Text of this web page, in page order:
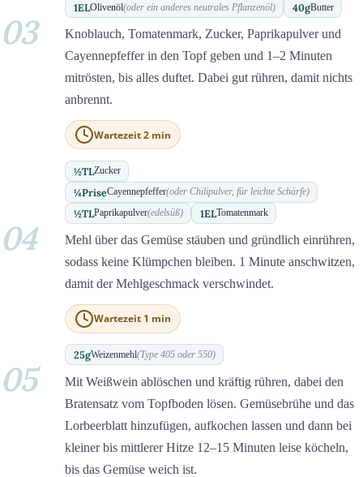
1ELOlivenöl(oder ein anderes neutrales Pflanzenöl) 40gButter
03
Knoblauch, Tomatenmark, Zucker, Paprikapulver und
Cayennepfeffer in den Topf geben und 1–2 Minuten
mitrösten, bis alles duftet. Dabei gut rühren, damit nichts
anbrennt.
Wartezeit 2 min
½TLZucker
¼PriseCayennepfeffer(oder Chilipulver, für leichte Schärfe)
½TLPaprikapulver(edelsüß) 1ELTomatenmark
04
Mehl über das Gemüse stäuben und gründlich einrühren,
sodass keine Klümpchen bleiben. 1 Minute anschwitzen,
damit der Mehlgeschmack verschwindet.
Wartezeit 1 min
25gWeizenmehl(Type 405 oder 550)
05
Mit Weißwein ablöschen und kräftig rühren, dabei den
Bratensatz vom Topfboden lösen. Gemüsebrühe und das
Lorbeerblatt hinzufügen, aufkochen lassen und dann bei
kleiner bis mittlerer Hitze 12–15 Minuten leise köcheln,
bis das Gemüse weich ist.